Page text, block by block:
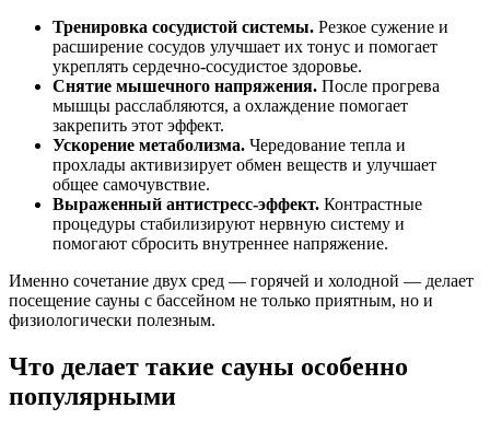
Тренировка сосудистой системы. Резкое сужение и
расширение сосудов улучшает их тонус и помогает
укреплять сердечно-сосудистое здоровье.
Снятие мышечного напряжения. После прогрева
мышцы расслабляются, а охлаждение помогает
закрепить этот эффект.
Ускорение метаболизма. Чередование тепла и
прохлады активизирует обмен веществ и улучшает
общее самочувствие.
Выраженный антистресс-эффект. Контрастные
процедуры стабилизируют нервную систему и
помогают сбросить внутреннее напряжение.
Именно сочетание двух сред — горячей и холодной — делает
посещение сауны с бассейном не только приятным, но и
физиологически полезным.
Что делает такие сауны особенно
популярными